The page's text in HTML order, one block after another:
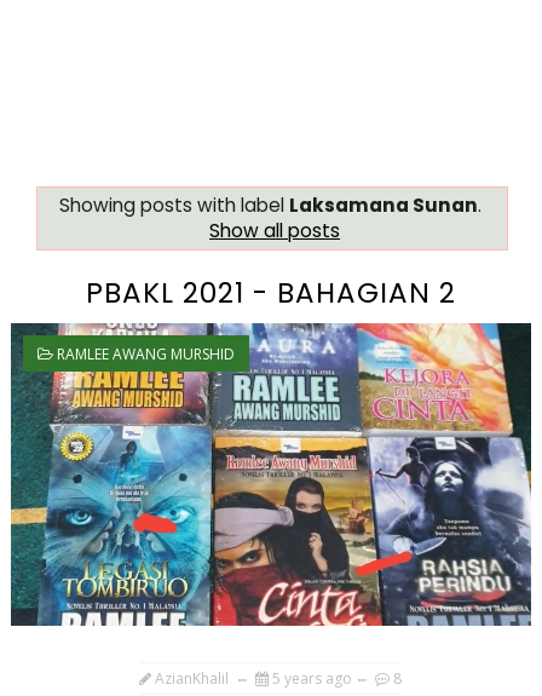
Showing posts with label Laksamana Sunan.
Show all posts
PBAKL 2021 - BAHAGIAN 2
RAMLEE AWANG MURSHID
AzianKhalil 5 years ago 8